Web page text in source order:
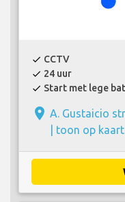
check CCTV
check 24 uur
check Start met lege
place A. Gustaicio
toon op kaart